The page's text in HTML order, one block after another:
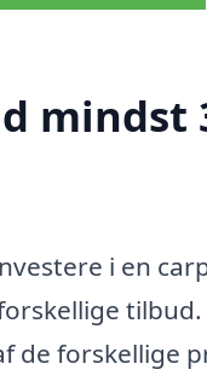
mindst
i en
de forskellige